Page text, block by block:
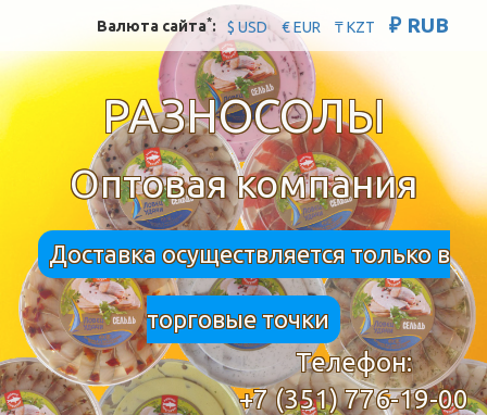
$ USD € EUR ₸ KZT ₽ RUB
Валюта сайта*:
РАЗНОСОЛЫ
Оптовая компания
Доставка осуществляется только в
торговые точки
Телефон:
+7 (351) 776-19-00